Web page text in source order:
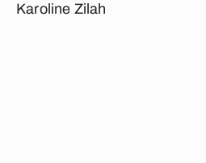
Karoline Zilah